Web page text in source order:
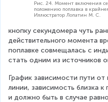
Рис. 24. Момент включения
положению поплавка в
Иллюстратор Лопатин М. С.
кнопку секундомера чуть
действительного момента
поплавке совмещалась с
стать одним из источников
График зависимости пути
линии, зависимость близка
и должно быть в случае